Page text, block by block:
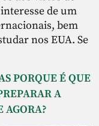
de um
bem
nos EUA. Se
PORQUE É QUE
A
AGORA?